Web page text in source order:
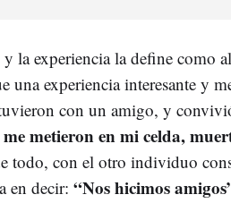
la experiencia la define como
una experiencia interesante y
con un amigo, y
metieron en mi celda,
todo, con el otro individuo
en decir: “Nos hicimos